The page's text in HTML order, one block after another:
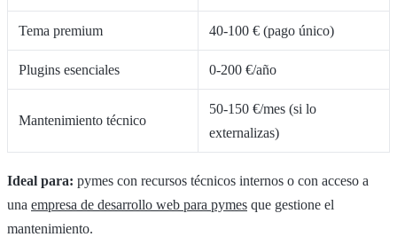
Tema premium 40-100 € (pago único)
Plugins esenciales 0-200 €/año
Mantenimiento técnico
50-150 €/mes (si lo
externalizas)
Ideal para: pymes con recursos técnicos internos o con acceso a
una empresa de desarrollo web para pymes que gestione el
mantenimiento.